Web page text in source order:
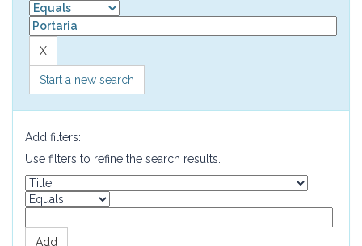
Start a new search
Add filters:
Use filters to refine the search results.